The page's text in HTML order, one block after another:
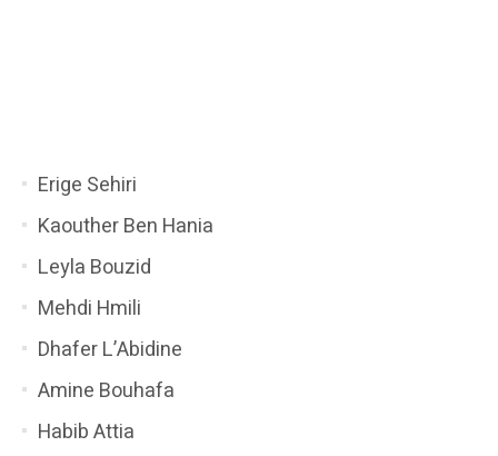
Erige Sehiri
Kaouther Ben Hania
Leyla Bouzid
Mehdi Hmili
Dhafer L’Abidine
Amine Bouhafa
Habib Attia